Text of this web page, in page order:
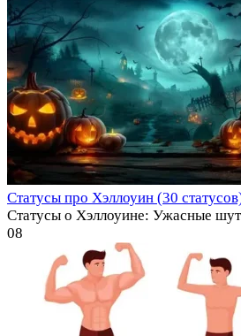
Статусы про Хэллоуин (30
Статусы о Хэллоуине: Ужасные
08